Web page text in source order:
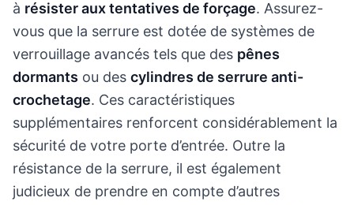
à résister aux tentatives de forçage. Assurez-
vous que la serrure est dotée de systèmes de
verrouillage avancés tels que des pênes
dormants ou des cylindres de serrure anti-
crochetage. Ces caractéristiques
supplémentaires renforcent considérablement la
sécurité de votre porte d’entrée. Outre la
résistance de la serrure, il est également
judicieux de prendre en compte d’autres